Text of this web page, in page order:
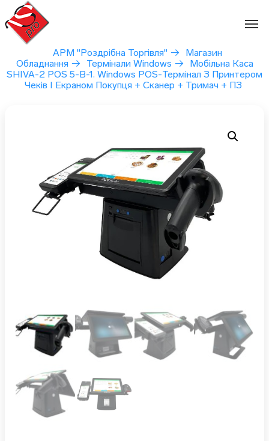
Перейти
вмісту
АРМ "Роздрібна Торгівля" →
Магазин
Обладнання → Термінали Windows →
Мобільна Каса
SHIVA-2 POS 5-В-1. Windows POS-Термінал З Принтером
Чеків І Екраном Покупця + Сканер + Тримач + ПЗ